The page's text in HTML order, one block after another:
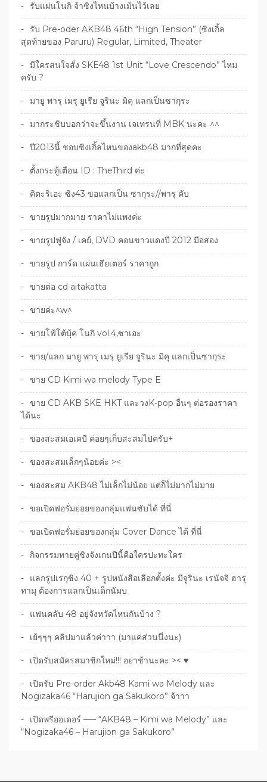
รับแผ่นโนกิ จ้าซิงไหนบ้างเม้นไว้เลย
รับ Pre-oder AKB48 46th “High Tension” (ซิงเกิ้ล
สุดท้ายของ Paruru) Regular, Limited, Theater
มีใครสนใจสั่ง SKE48 1st Unit “Love Crescendo” ไหม
ครับ ?
มายู พารุ เมรุ ยูเรีย จูรินะ มิคุ แลกเป็นซากุระ
มากระชิบบอกว่าจะขึ้นงาน เจเทรนที่ MBK นะคะ ^^
ปี2013นี้ ชอบซิงเกิ้ลไหนของakb48 มากที่สุดคะ
ตั้งกระทู้เตือน ID : TheThird ค่ะ
คิตะริเอะ ซิง43 ขอแลกเป็น ซากุระ//พารุ คับ
ขายรูปมากมาย ราคาไม่แพงค่ะ
ขายรูปฟูจัง / เคย์, DVD คอนขาวแดงปี 2012 มือสอง
ขายรูป การ์ด แผ่นเธียเตอร์ ราคาถูก
ขายต่อ cd aitakatta
ขายค่ะ^w^
ขายโฟ้โต้บุ้ค โนกิ vol.4,ซาเอะ
ขาย/แลก มายู พารุ เมรุ ยูเรีย จูรินะ มิคุ แลกเป็นซากุระ
ขาย CD Kimi wa melody Type E
ขาย CD AKB SKE HKT และวงK-pop อื่นๆ ต่อรองราคา
ได้นะ
ของสะสมเอเคบี ค่อยๆเก็บสะสมไปครับ+
ของสะสมเล็กๆน้อยค่ะ ><
ของสะสม AKB48 ไม่เล็กไม่น้อย แต่ก็ไม่มากไม่มาย
ขอเปิดฟอรั่มย่อยของกลุ่มแฟนซับได้ ที่นี่
ขอเปิดฟอรั่มย่อยของกลุ่ม Cover Dance ได้ ที่นี่
กิจกรรมทายคู่ชิงจังเกนปีนี้คือใครปะทะใคร
แลกรูปเรกุซิง 40 + รูปหนังสือเลือกตั้งค่ะ มีจูรินะ เรนัจจิ ฮารุ
ทามุ ต้องการแลกเป็นเด็กนัมบ
แฟนคลับ 48 อยู่จังหวัดไหนกันบ้าง ?
เย้ๆๆๆ คลิปมาแล้วค่าาา (มาแค่ส่วนนึ่งนะ)
เปิดรับสมัครสมาชิกใหม่!!! อย่าช้านะคะ >< ♥
เปิดรับ Pre-order Akb48 Kami wa Melody และ
Nogizaka46 “Harujion ga Sakukoro” จ้าาา
เปิดพรีออเดอร์ —– “AKB48 – Kimi wa Melody” และ
“Nogizaka46 – Harujion ga Sakukoro”